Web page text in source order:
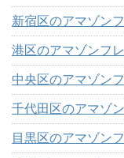
新宿区のアマゾン
港区のアマゾンフ
中央区のアマゾン
千代田区のアマゾ
目黒区のアマゾン